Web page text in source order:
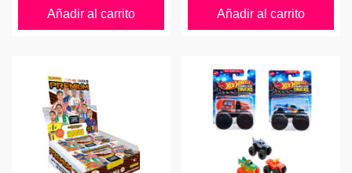
Añadir al carrito Añadir al carrito